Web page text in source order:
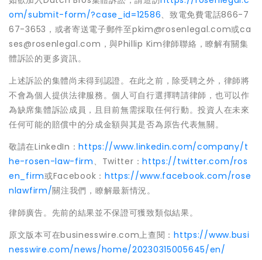
om/submit-form/?case_id=12586、致電免費電話866-7
67-3653，或者寄送電子郵件至pkim@rosenlegal.com或ca
ses@rosenlegal.com，與Phillip Kim律師聯絡，瞭解有關集
體訴訟的更多資訊。
上述訴訟的集體尚未得到認證。在此之前，除受聘之外，律師將
不會為個人提供法律服務。個人可自行選擇聘請律師，也可以作
為缺席集體訴訟成員，且目前無需採取任何行動。投資人在未來
任何可能的賠償中的分成金額與其是否為原告代表無關。
敬請在LinkedIn：https://www.linkedin.com/company/t
he-rosen-law-firm 、Twitter：https://twitter.com/ros
en_firm或Facebook： https://www.facebook.com/rose
nlawfirm/關注我們，瞭解最新情況。
律師廣告。先前的結果並不保證可獲致類似結果。
原文版本可在businesswire.com上查閱：https://www.busi
nesswire.com/news/home/20230315005645/en/